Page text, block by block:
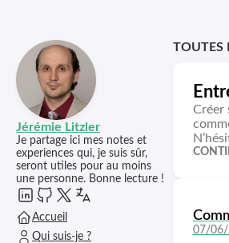
Jérémie Litzler
Je partage ici mes notes et
experiences qui, je suis sûr,
seront utiles pour au moins
une personne. Bonne lecture !
Accueil
Qui suis-je ?
TOUTES
Créer
07/06/